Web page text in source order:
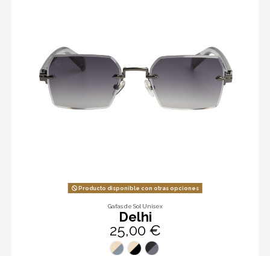
Producto disponible con otras opciones
Gafas de Sol Unisex
Delhi
25,00 €